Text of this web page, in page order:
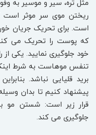
مثل تره، سیر و موسیر به
ریختن موی سر موثر
است. برای تحریک جریان
که پوست را تحریک می
خود جلوگیری نمایید. یکی
تنفس موهاست به شرط
برید قلیایی نباشد.
پیشنهاد کنیم تا بدان
قرار زیر است: شستن
جلوگیری می کند.